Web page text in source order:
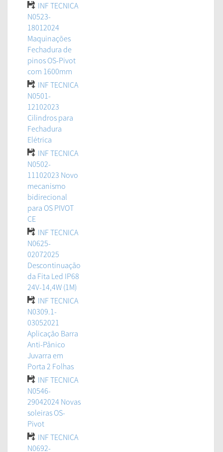
INF TECNICA
N0523-
18012024
Maquinações
Fechadura de
pinos OS-Pivot
com 1600mm
INF TECNICA
N0501-
12102023
Cilindros para
Fechadura
Elétrica
INF TECNICA
N0502-
11102023 Novo
mecanismo
bidirecional
para OS PIVOT
CE
INF TECNICA
N0625-
02072025
Descontinuação
da Fita Led IP68
24V-14,4W (1M)
INF TECNICA
N0309.1-
03052021
Aplicação Barra
Anti-Pânico
Juvarra em
Porta 2 Folhas
INF TECNICA
N0546-
29042024 Novas
soleiras OS-
Pivot
INF TECNICA
N0692-